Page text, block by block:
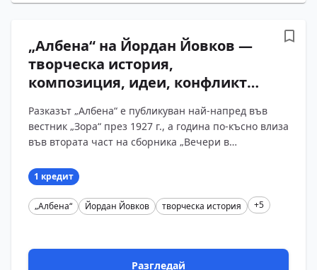
„Албена“ на Йордан Йовков —
творческа история,
композиция, идеи, конфликти
(Анализ)
Разказът „Албена“ е публикуван най-напред във
вестник „Зора“ през 1927 г., а година по-късно влиза
във втората част на сборника „Вечери в
действителен...
1 кредит
„Албена“ Йордан Йовков творческа история +5
Разгледай